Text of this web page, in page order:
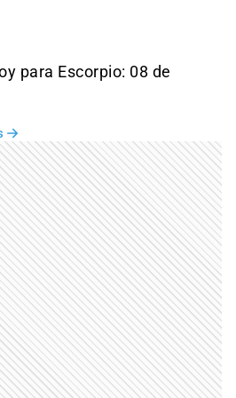
para Escorpio: 08 de